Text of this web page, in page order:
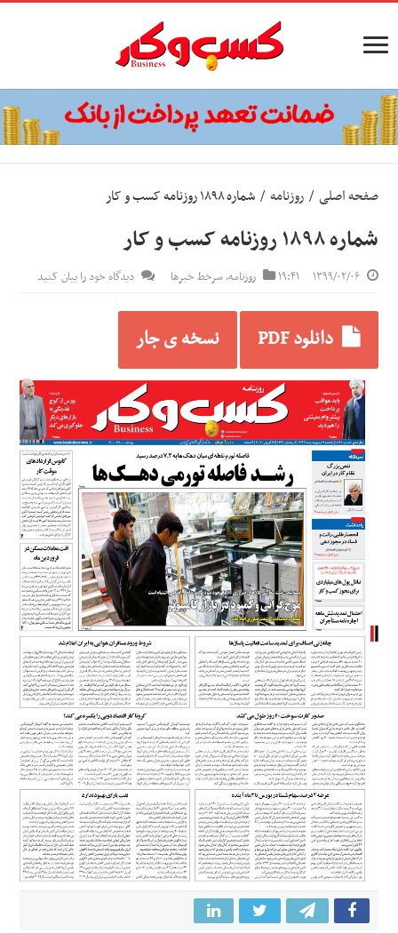
صفحه اصلی / روزنامه / شماره ۱۸۹۸ روزنامه کسب و کار
شماره ۱۸۹۸ روزنامه کسب و کار
۱۳۹۹/۰۲/۰۶ ۱۹:۴۱ روزنامه,سرخط خبرها دیدگاه خود را بیان کنید
دانلود PDF نسخه ی جار